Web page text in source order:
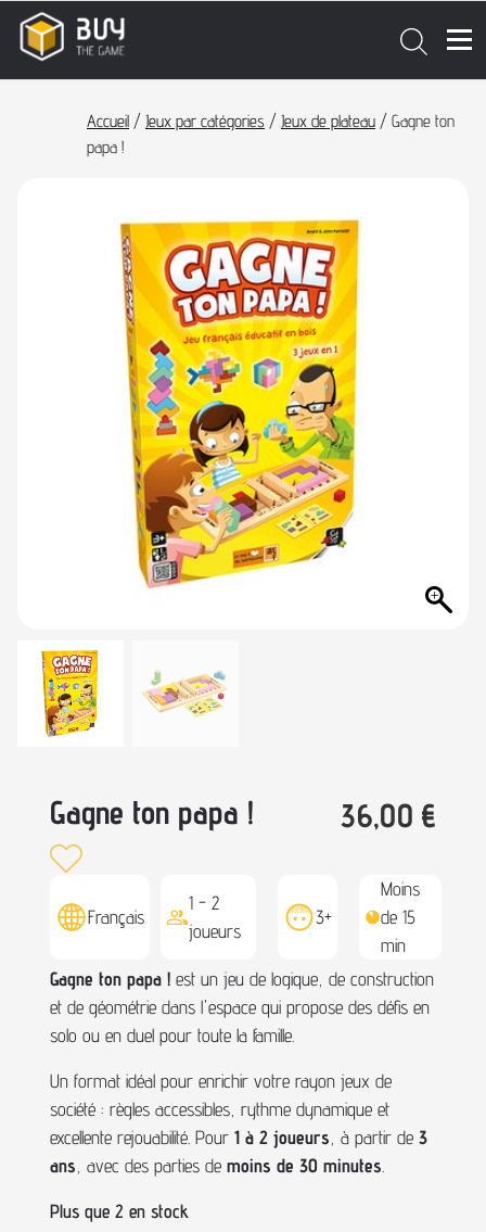
Accueil / Jeux par catégories / Jeux de plateau / Gagne ton
papa !
Gagne ton papa ! 36,00 €
Français
1 - 2
joueurs
3+
Moins
de 15
min
Gagne ton papa ! est un jeu de logique, de construction
et de géométrie dans l'espace qui propose des défis en
solo ou en duel pour toute la famille.
Un format idéal pour enrichir votre rayon jeux de
société : règles accessibles, rythme dynamique et
excellente rejouabilité. Pour 1 à 2 joueurs , à partir de 3
ans , avec des parties de moins de 30 minutes
Plus que 2 en stock